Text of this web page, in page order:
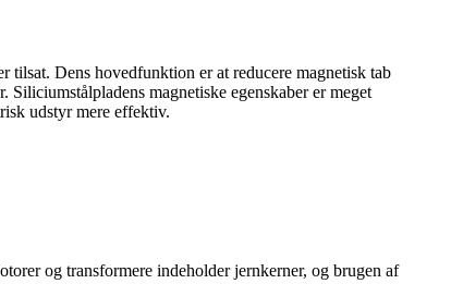
tilsat. Dens hovedfunktion er at reducere magnetisk tab
magnetiske egenskaber er meget
udstyr mere effektiv.
og transformere indeholder jernkerner, og brugen af